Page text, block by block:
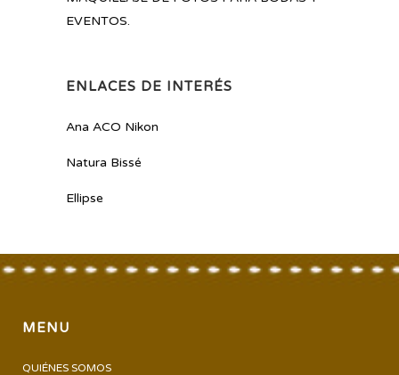
EVENTOS.
ENLACES DE INTERÉS
Ana ACO Nikon
Natura Bissé
Ellipse
MENU
QUIÉNES SOMOS